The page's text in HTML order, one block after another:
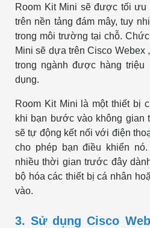
Room Kit Mini sẽ được tối
trên nền tảng đám mây, tuy
trong môi trường tại chỗ.
Mini sẽ dựa trên Cisco Webex
trong ngành được hàng
dụng.
Room Kit Mini là một thiết bị
khi bạn bước vào không gian
sẽ tự động kết nối với điện
cho phép bạn điều khiển
nhiều thời gian trước đây
bộ hóa các thiết bị cá nhân
vào.
3. Sử dụng Cisco